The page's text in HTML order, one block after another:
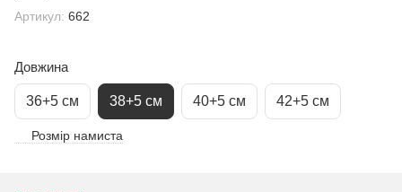
Артикул: 662
Довжина
36+5 см 38+5 см 40+5 см 42+5 см
Розмір намиста